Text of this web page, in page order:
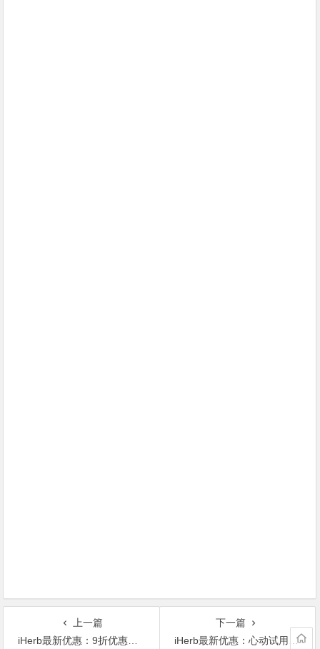
上一篇
iHerb最新优惠：9折优惠价购买菌菇营养素，全面提升身体抵抗力
下一篇
iHerb最新优惠：心动试用价购买口碑热销商品，最高可享受90%折扣